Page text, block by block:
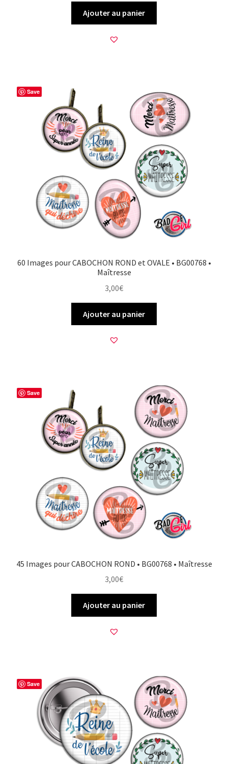
Ajouter au panier
Save
60 Images pour CABOCHON ROND et OVALE • BG00768 •
Maîtresse
3,00€
Ajouter au panier
Save
45 Images pour CABOCHON ROND • BG00768 • Maîtresse
3,00€
Ajouter au panier
Save